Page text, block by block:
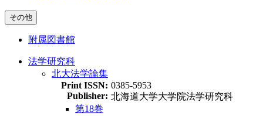
その他
附属図書館
法学研究科
北大法学論集
Print ISSN: 0385-5953
Publisher: 北海道大学大学院法学研究科
第18巻